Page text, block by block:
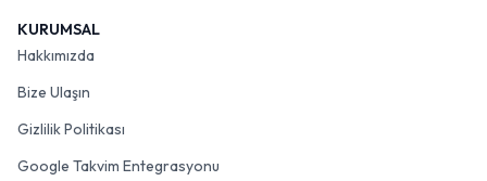
KURUMSAL
Hakkımızda
Bize Ulaşın
Gizlilik Politikası
Google Takvim Entegrasyonu